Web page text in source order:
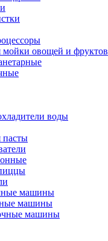
овощей и фруктов
воды
машины
машины
машины